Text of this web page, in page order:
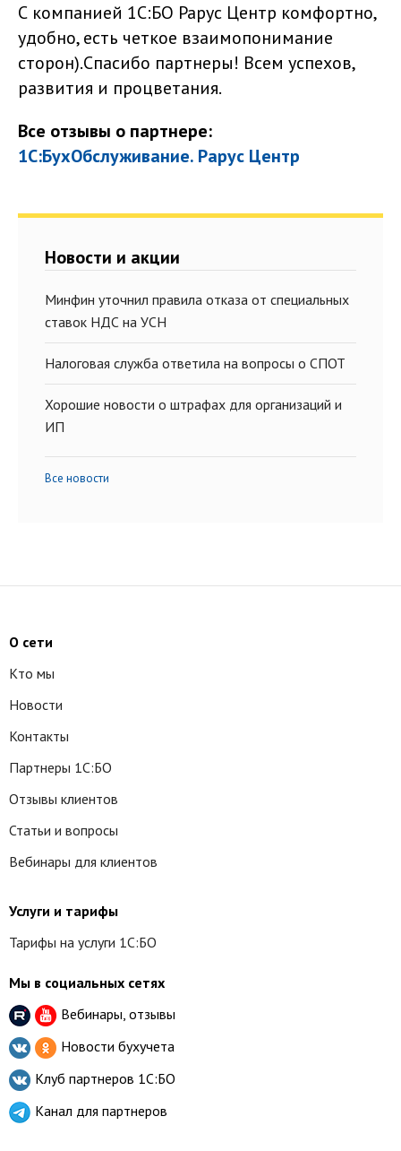
С компанией 1С:БО Рарус Центр комфортно,
удобно, есть четкое взаимопонимание
сторон).Спасибо партнеры! Всем успехов,
развития и процветания.
Все отзывы о партнере:
1С:БухОбслуживание. Рарус Центр
Новости и акции
Минфин уточнил правила отказа от специальных
ставок НДС на УСН
Налоговая служба ответила на вопросы о СПОТ
Хорошие новости о штрафах для организаций и
ИП
Все новости
О сети
Кто мы
Новости
Контакты
Партнеры 1С:БО
Отзывы клиентов
Статьи и вопросы
Вебинары для клиентов
Услуги и тарифы
Тарифы на услуги 1С:БО
Мы в социальных сетях
Вебинары, отзывы
Новости бухучета
Клуб партнеров 1С:БО
Канал для партнеров